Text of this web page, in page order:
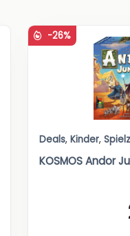
-26%
Deals, Kinder,
KOSMOS Andor